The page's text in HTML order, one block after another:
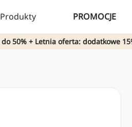
Produkty PROMOCJE
50% + Letnia oferta: dodatkowe